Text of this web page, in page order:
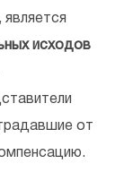
исходов
от